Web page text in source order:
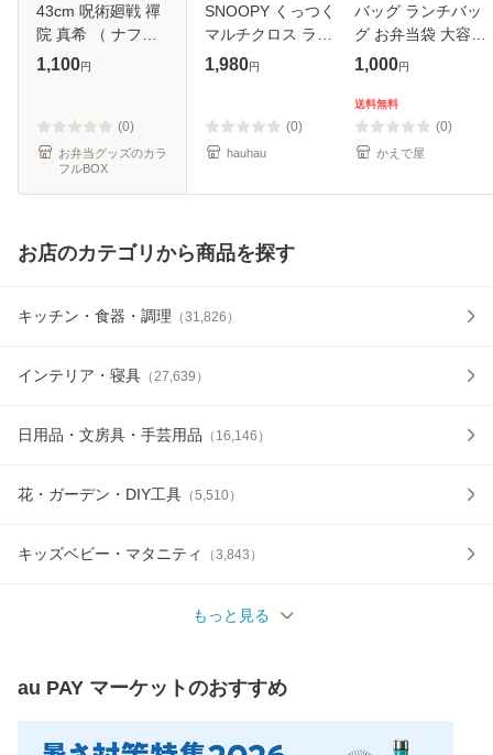
43cm 呪術廻戦 禪
院 真希 （ ナフキ
ン ランチョンマッ
ズ ぜんいんまき 給
食 幼稚園
1,100円
(0)
お弁当グッズのカラ
フルBOX
SNOOPY くっつく
マルチクロス ラン
チクロス 保冷 お弁
ズ くっつくクロス
アルミ蒸着生地
1,980円
(0)
hauhau
バッグ ランチバッ
グ お弁当袋 大容量
保冷 クーラーバッ
いい 折り畳み コン
ビニ エコバッグ お
しゃ
1,000円
送料無料
(0)
かえで屋
お店のカテゴリから商品を探す
キッチン・食器・調理 （31,826 ）
インテリア・寝具 （ 27,639 ）
日用品・文房具・手芸用品 （ 16,146 ）
花・ガーデン・DIY工具 （5,510）
キッズベビー・マタニティ （3,843 ）
もっと見る
au PAY マーケットのおすすめ